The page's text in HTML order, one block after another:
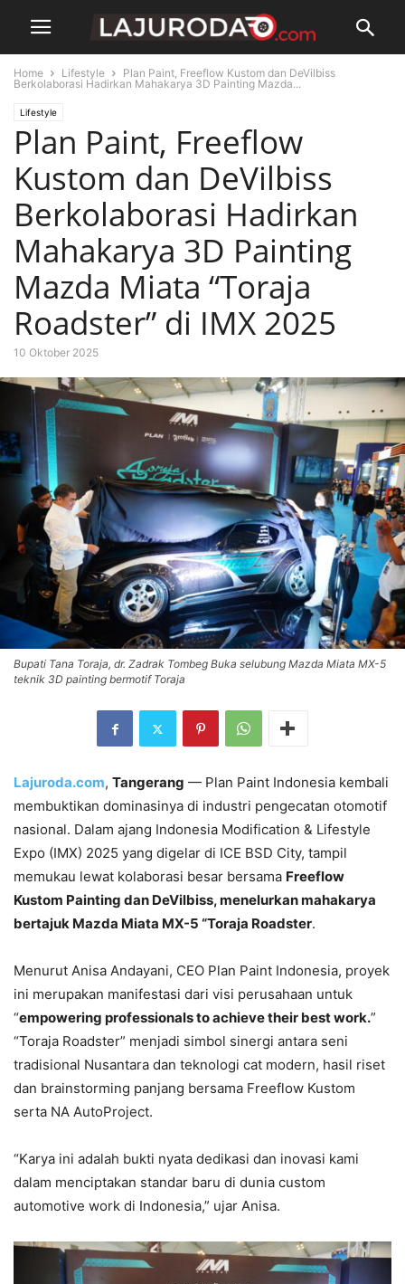
Home Lifestyle
Plan Paint, Freeflow Kustom dan DeVilbiss
Berkolaborasi Hadirkan Mahakarya 3D Painting Mazda...
Lifestyle
Plan Paint, Freeflow
Kustom dan DeVilbiss
Berkolaborasi Hadirkan
Mahakarya 3D Painting
Mazda Miata “Toraja
Roadster” di IMX 2025
10 Oktober 2025
Bupati Tana Toraja, dr. Zadrak Tombeg Buka selubung Mazda Miata MX-5
teknik 3D painting bermotif Toraja
Lajuroda.com, Tangerang — Plan Paint Indonesia kembali
membuktikan dominasinya di industri pengecatan otomotif
nasional. Dalam ajang Indonesia Modification & Lifestyle
Expo (IMX) 2025 yang digelar di ICE BSD City, tampil
memukau lewat kolaborasi besar bersama Freeflow
Kustom Painting dan DeVilbiss, menelurkan mahakarya
bertajuk Mazda Miata MX-5 “Toraja Roadster.
Menurut Anisa Andayani, CEO Plan Paint Indonesia, proyek
ini merupakan manifestasi dari visi perusahaan untuk
“empowering professionals to achieve their best work.”
“Toraja Roadster” menjadi simbol sinergi antara seni
tradisional Nusantara dan teknologi cat modern, hasil riset
dan brainstorming panjang bersama Freeflow Kustom
serta NA AutoProject.
“Karya ini adalah bukti nyata dedikasi dan inovasi kami
dalam menciptakan standar baru di dunia custom
automotive work di Indonesia,” ujar Anisa.